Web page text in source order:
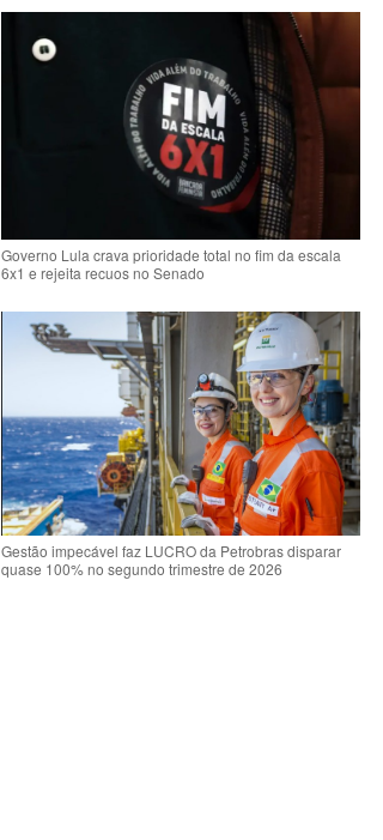
Governo Lula crava prioridade total no fim da escala
6x1 e rejeita recuos no Senado
Gestão impecável faz LUCRO da Petrobras disparar
quase 100% no segundo trimestre de 2026